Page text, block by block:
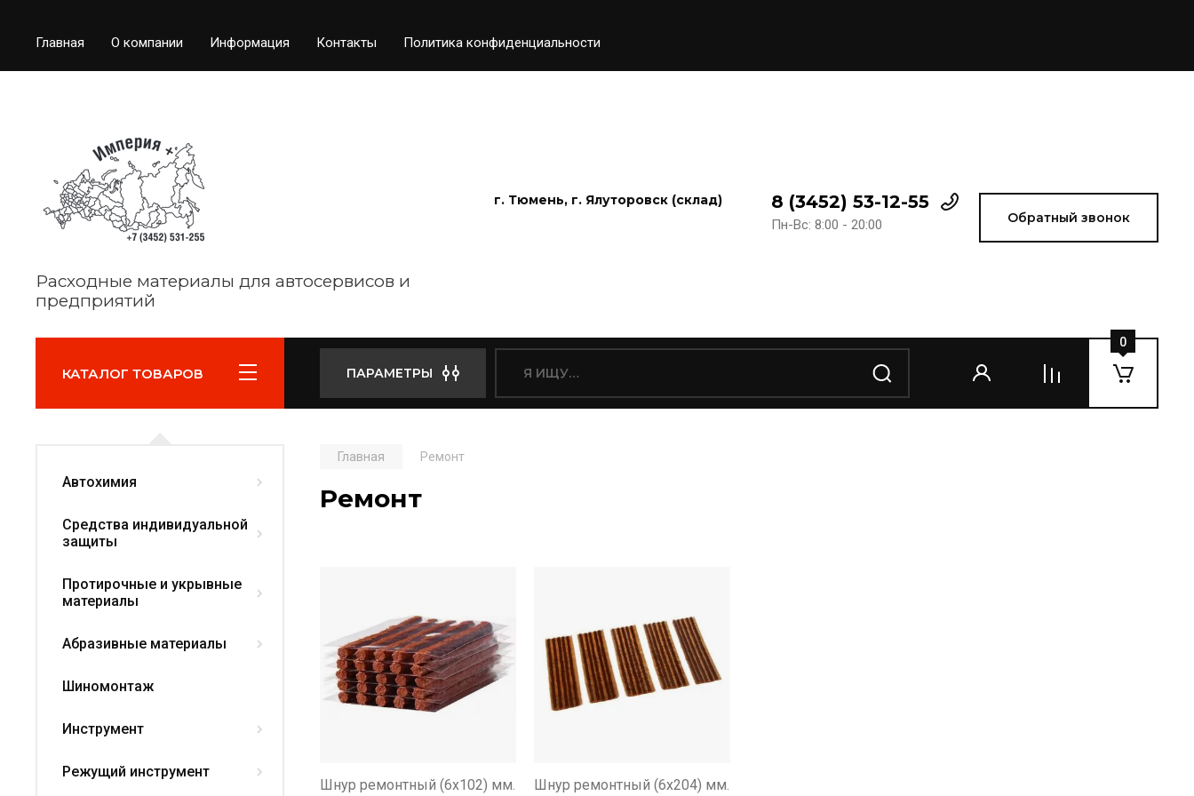
Главная О компании Информация Контакты Политика конфиденциальности
Расходные материалы для автосервисов и
предприятий
г. Тюмень, г. Ялуторовск (склад) 8 (3452) 53-12-55
Пн-Вс: 8:00 - 20:00 Обратный звонок
КАТАЛОГ ТОВАРОВ ПАРАМЕТРЫ
0
Автохимия
Средства индивидуальной
защиты
Протирочные и укрывные
материалы
Абразивные материалы
Шиномонтаж
Инструмент
Режущий инструмент
Главная Ремонт
Ремонт
Шнур ремонтный (6x102) мм.
Шнур ремонтный (6x204) мм.